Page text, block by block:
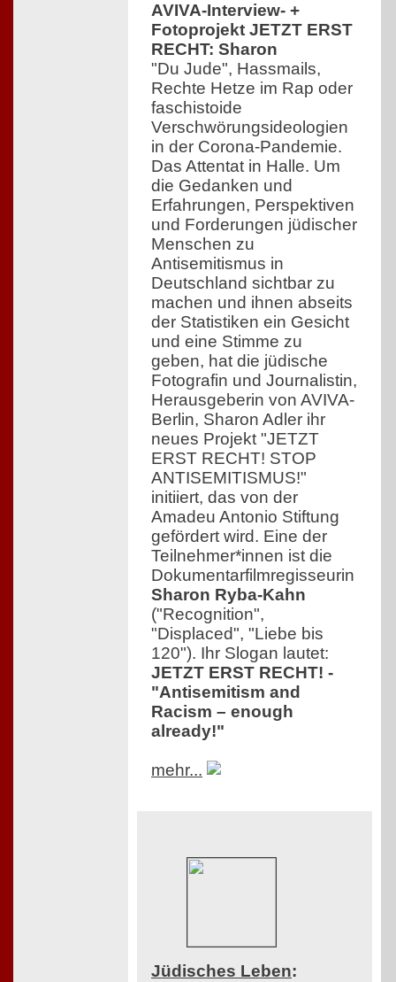
AVIVA-Interview- +
Fotoprojekt JETZT ERST
RECHT: Sharon
"Du Jude", Hassmails,
Rechte Hetze im Rap oder
faschistoide
Verschwörungsideologien
in der Corona-Pandemie.
Das Attentat in Halle. Um
die Gedanken und
Erfahrungen, Perspektiven
und Forderungen jüdischer
Menschen zu
Antisemitismus in
Deutschland sichtbar zu
machen und ihnen abseits
der Statistiken ein Gesicht
und eine Stimme zu
geben, hat die jüdische
Fotografin und Journalistin,
Herausgeberin von AVIVA-
Berlin, Sharon Adler ihr
neues Projekt "JETZT
ERST RECHT! STOP
ANTISEMITISMUS!"
initiiert, das von der
Amadeu Antonio Stiftung
gefördert wird. Eine der
Teilnehmer*innen ist die
Dokumentarfilmregisseurin
Sharon Ryba-Kahn
("Recognition",
"Displaced", "Liebe bis
120"). Ihr Slogan lautet:
JETZT ERST RECHT! -
"Antisemitism and
Racism – enough
already!"
mehr...
Jüdisches Leben: